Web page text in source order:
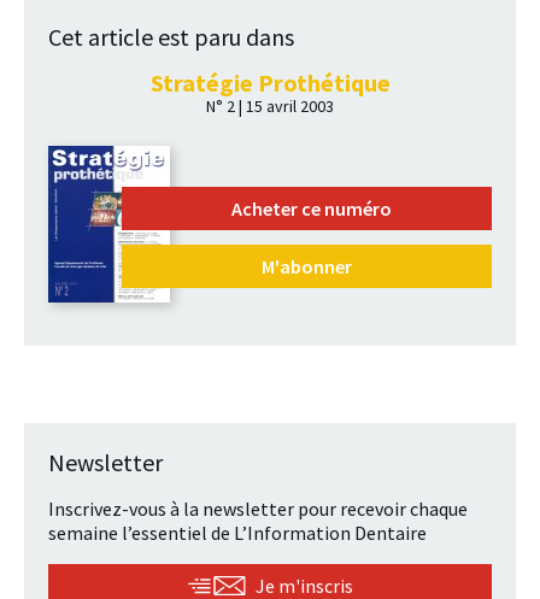
Cet article est paru dans
Stratégie Prothétique
N° 2 | 15 avril 2003
Acheter ce numéro
M'abonner
Newsletter
Inscrivez-vous à la newsletter pour recevoir chaque
semaine l’essentiel de L’Information Dentaire
Je m'inscris